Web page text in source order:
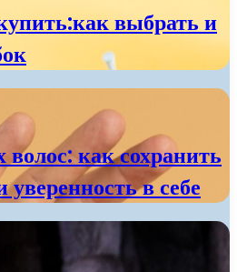
выбрать и
как сохранить
уверенность в себе